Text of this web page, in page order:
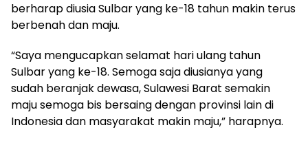
berharap diusia Sulbar yang ke-18 tahun makin terus
berbenah dan maju.
“Saya mengucapkan selamat hari ulang tahun
Sulbar yang ke-18. Semoga saja diusianya yang
sudah beranjak dewasa, Sulawesi Barat semakin
maju semoga bis bersaing dengan provinsi lain di
Indonesia dan masyarakat makin maju,” harapnya.